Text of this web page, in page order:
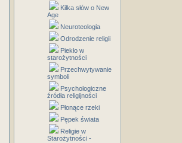
Kilka słów o New
Age
Neuroteologia
Odrodzenie religii
Piekło w
starożytności
Przechwytywanie
symboli
Psychologiczne
źródła religijności
Płonące rzeki
Pępek świata
Religie w
Starożytności -